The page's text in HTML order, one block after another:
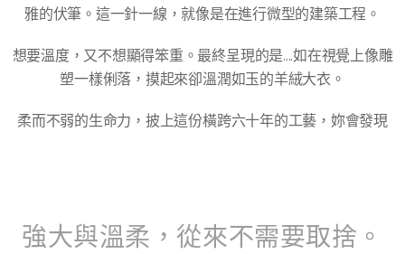
雅的伏筆。這一針一線，就像是在進行微型的建築工程。
想要溫度，又不想顯得笨重。最終呈現的是....如在視覺上像雕
塑一樣俐落，摸起來卻溫潤如玉的羊絨大衣。
柔而不弱的生命力，披上這份橫跨六十年的工藝，妳會發現
強大與溫柔，從來不需要取捨。